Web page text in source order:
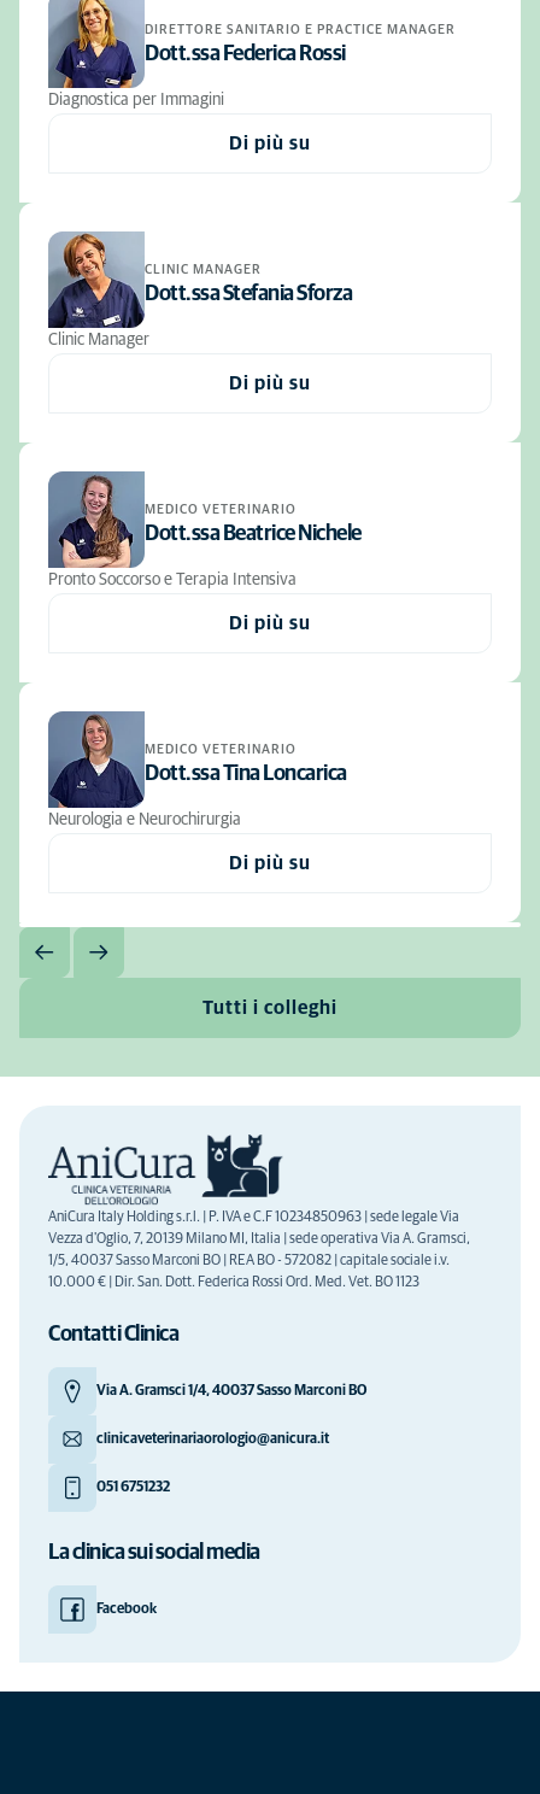
DIRETTORE SANITARIO E PRACTICE MANAGER
Dott.ssa Federica Rossi
Diagnostica per Immagini
Di più su
CLINIC MANAGER
Dott.ssa Stefania Sforza
Clinic Manager
Di più su
MEDICO VETERINARIO
Dott.ssa Beatrice Nichele
Pronto Soccorso e Terapia Intensiva
Di più su
MEDICO VETERINARIO
Dott.ssa Tina Loncarica
Neurologia e Neurochirurgia
Di più su
Tutti i colleghi
AniCura Italy Holding s.r.l. | P. IVA e C.F 10234850963 | sede legale Via
Vezza d'Oglio, 7, 20139 Milano MI, Italia | sede operativa Via A. Gramsci,
1/5, 40037 Sasso Marconi BO | REA BO - 572082 | capitale sociale i.v.
10.000 € | Dir. San. Dott. Federica Rossi Ord. Med. Vet. BO 1123
Contatti Clinica
Via A. Gramsci 1/4, 40037 Sasso Marconi BO
clinicaveterinariaorologio@anicura.it
051 6751232
La clinica sui social media
Facebook